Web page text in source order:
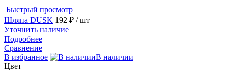
Быстрый просмотр
Шляпа DUSK 192 ₽ / шт
Уточнить наличие
Подробнее
Сравнение
В избранное
В наличии
Цвет